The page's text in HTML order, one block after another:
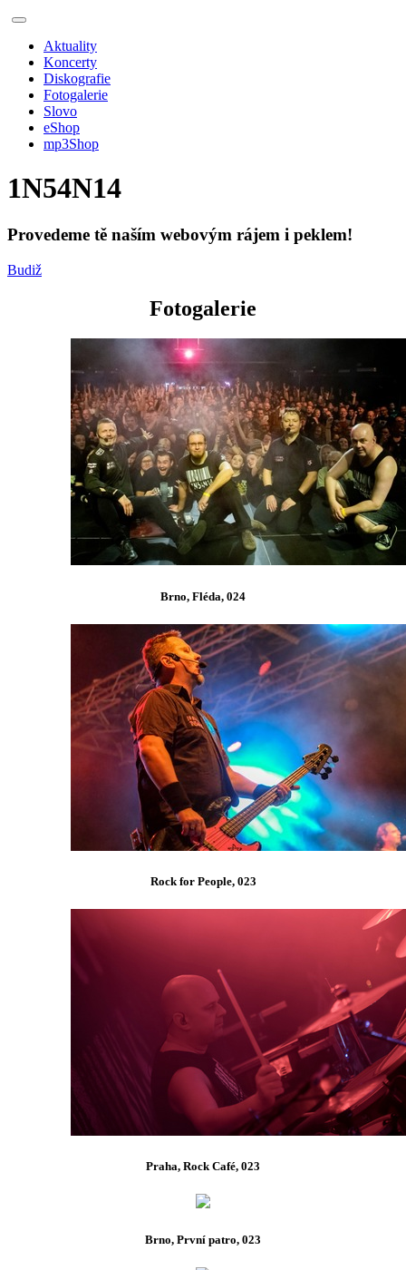
Aktuality
Koncerty
Diskografie
Fotogalerie
Slovo
eShop
mp3Shop
1N54N14
Provedeme tě naším webovým rájem i peklem!
Budiž
Fotogalerie
Brno, Fléda, 024
Rock for People, 023
Praha, Rock Café, 023
Brno, První patro, 023